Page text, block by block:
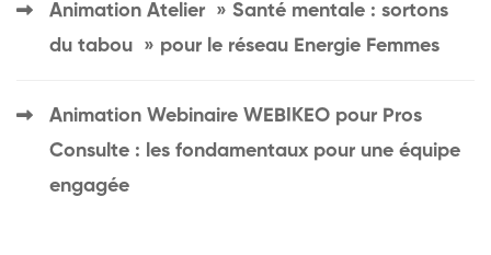
Animation Atelier » Santé mentale : sortons
du tabou » pour le réseau Energie Femmes
Animation Webinaire WEBIKEO pour Pros
Consulte : les fondamentaux pour une équipe
engagée